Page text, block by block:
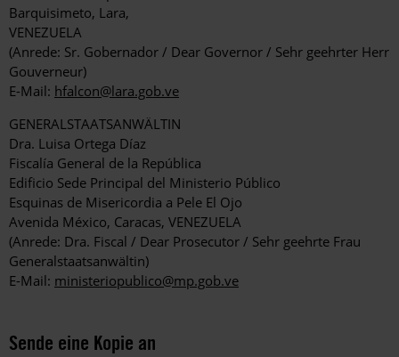
Barquisimeto, Lara,
VENEZUELA
(Anrede: Sr. Gobernador / Dear Governor / Sehr geehrter Herr
Gouverneur)
E-Mail: hfalcon@lara.gob.ve
GENERALSTAATSANWÄLTIN
Dra. Luisa Ortega Díaz
Fiscalía General de la República
Edificio Sede Principal del Ministerio Público
Esquinas de Misericordia a Pele El Ojo
Avenida México, Caracas, VENEZUELA
(Anrede: Dra. Fiscal / Dear Prosecutor / Sehr geehrte Frau
Generalstaatsanwältin)
E-Mail: ministeriopublico@mp.gob.ve
Sende eine Kopie an